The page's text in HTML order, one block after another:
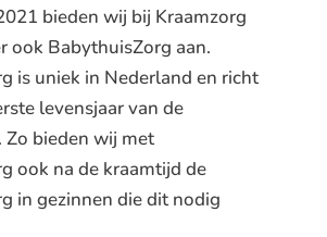
bieden wij bij Kraamzorg
ook BabythuisZorg aan.
is uniek in Nederland en richt
levensjaar van de
Zo bieden wij met
ook na de kraamtijd de
in gezinnen die dit nodig